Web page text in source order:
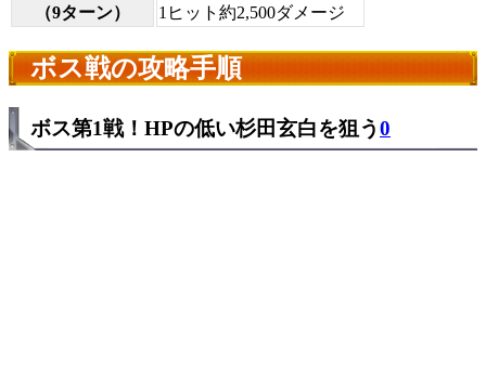
（9ターン）
1ヒット約2,500ダメージ
ボス戦の攻略手順
ボス第1戦！HPの低い杉田玄白を狙う0